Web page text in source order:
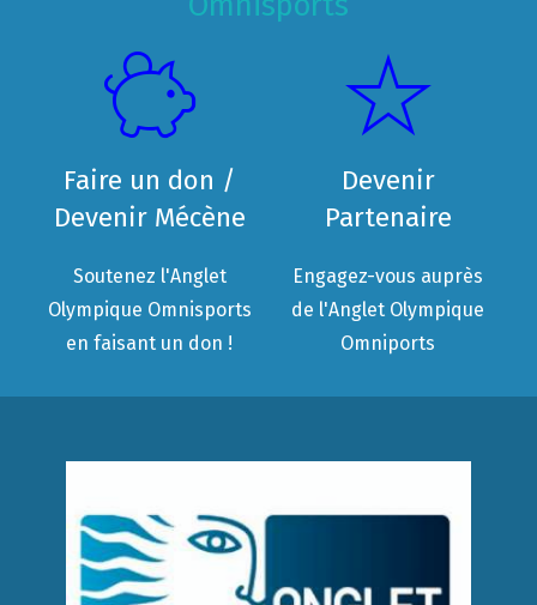
Faire un don /
Devenir Mécène
Soutenez l'Anglet
Olympique Omnisports
en faisant un don !
Devenir
Partenaire
Engagez-vous auprès
de l'Anglet Olympique
Omniports